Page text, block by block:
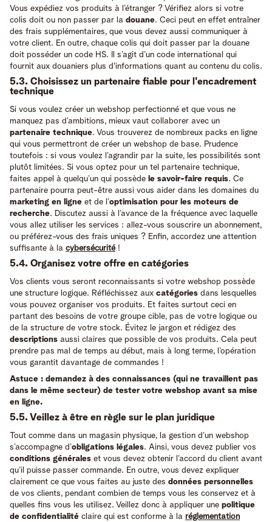
Vous expédiez vos produits à l’étranger ? Vérifiez alors si votre
colis doit ou non passer par la douane. Ceci peut en effet entraîner
des frais supplémentaires, que vous devez aussi communiquer à
votre client. En outre, chaque colis qui doit passer par la douane
doit posséder un code HS. Il s’agit d’un code international qui
fournit aux douaniers plus d'informations quant au contenu du colis.
5.3. Choisissez un partenaire fiable pour l'encadrement
technique
Si vous voulez créer un webshop perfectionné et que vous ne
manquez pas d’ambitions, mieux vaut collaborer avec un
partenaire technique. Vous trouverez de nombreux packs en ligne
qui vous permettront de créer un webshop de base. Prudence
toutefois : si vous voulez l’agrandir par la suite, les possibilités sont
plutôt limitées. Si vous optez pour un tel partenaire technique,
faites appel à quelqu’un qui possède le savoir-faire requis. Ce
partenaire pourra peut-être aussi vous aider dans les domaines du
marketing en ligne et de l’optimisation pour les moteurs de
recherche. Discutez aussi à l’avance de la fréquence avec laquelle
vous allez utiliser les services : allez-vous souscrire un abonnement,
ou préférez-vous des frais uniques ? Enfin, accordez une attention
suffisante à la cybersécurité!
5.4. Organisez votre offre en catégories
Vos clients vous seront reconnaissants si votre webshop possède
une structure logique. Réfléchissez aux catégories dans lesquelles
vous pouvez organiser vos produits. Et faites surtout ceci en
partant des besoins de votre groupe cible, pas de votre logique ou
de la structure de votre stock. Évitez le jargon et rédigez des
descriptions aussi claires que possible de vos produits. Cela peut
prendre pas mal de temps au début, mais à long terme, l’opération
vous garantit davantage de commandes !
Astuce : demandez à des connaissances (qui ne travaillent pas
dans le même secteur) de tester votre webshop avant sa mise
en ligne.
5.5. Veillez à être en règle sur le plan juridique
Tout comme dans un magasin physique, la gestion d’un webshop
s’accompagne d’obligations légales. Ainsi, vous devez publier vos
conditions générales et vous devez obtenir l’accord du client avant
qu’il puisse passer commande. En outre, vous devez expliquer
clairement ce que vous faites au juste des données personnelles
de vos clients, pendant combien de temps vous les conservez et à
quelles fins vous les utilisez. Veillez donc à appliquer une politique
de confidentialité claire qui est conforme à la réglementation